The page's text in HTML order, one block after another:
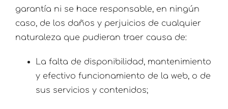
garantía ni se hace responsable, en ningún
caso, de los daños y perjuicios de cualquier
naturaleza que pudieran traer causa de:
La falta de disponibilidad, mantenimiento
y efectivo funcionamiento de la web, o de
sus servicios y contenidos;